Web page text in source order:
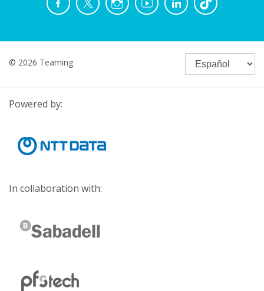
© 2026 Teaming
Powered by:
In collaboration with: